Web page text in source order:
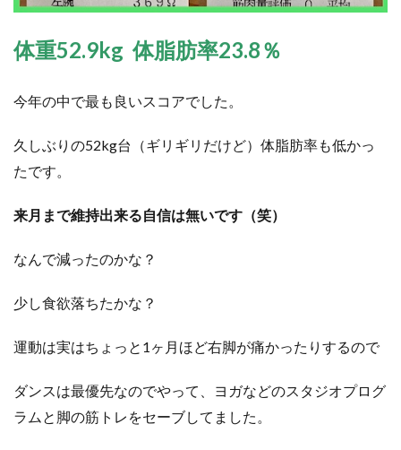
体重52.9kg 体脂肪率23.8％
今年の中で最も良いスコアでした。
久しぶりの52kg台（ギリギリだけど）体脂肪率も低かっ
たです。
来月まで維持出来る自信は無いです（笑）
なんで減ったのかな？
少し食欲落ちたかな？
運動は実はちょっと1ヶ月ほど右脚が痛かったりするので
ダンスは最優先なのでやって、ヨガなどのスタジオプログ
ラムと脚の筋トレをセーブしてました。